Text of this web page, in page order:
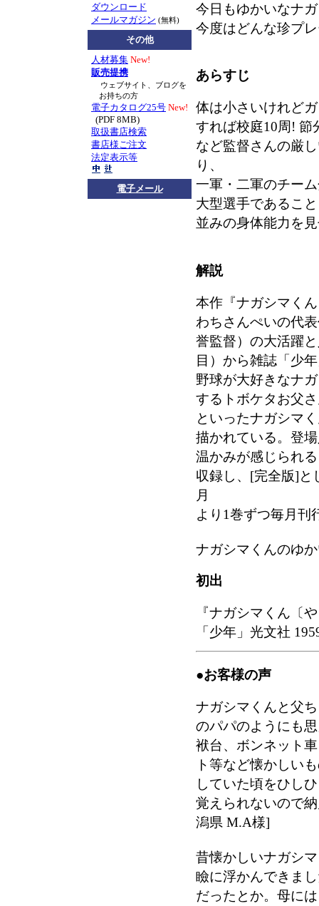
ダウンロード
メールマガジン (無料)
その他
人材募集 New!
販売提携
ウェブサイト、ブログを
お持ちの方
電子カタログ25号 New!
(PDF 8MB)
取扱書店検索
書店様ご注文
法定表示等
電子メール
今日もゆかいなナ
今度はどんな珍プ
あらすじ
体は小さいけれど
すれば校庭10周! 節
など監督さんの厳
り、
一軍・二軍のチー
大型選手であるこ
並みの身体能力を
解説
本作『ナガシマく
わちさんぺいの代
誉監督）の大活躍
目）から雑誌「少
野球が大好きなナ
するトボケタお父
といったナガシマ
描かれている。登
温かみが感じられ
収録し、[完全版]と
月
より1巻ずつ毎月刊
ナガシマくんのゆ
初出
『ナガシマくん〔
「少年」光文社
●お客様の声
ナガシマくんと父
のパパのようにも
袱台、ボンネット
ト等など懐かしい
していた頃をひし
覚えられないので
潟県 M.A様]
昔懐かしいナガシ
瞼に浮かんできま
だったとか。母に